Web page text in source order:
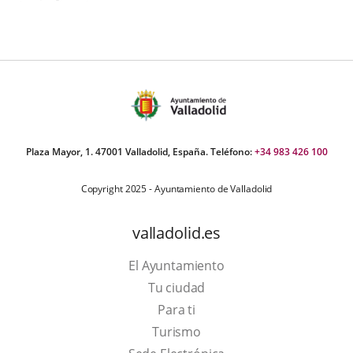
Plaza Mayor, 1. 47001 Valladolid, España. Teléfono:+34 983 426 100
Copyright 2025 - Ayuntamiento de Valladolid
valladolid.es
El Ayuntamiento
Tu ciudad
Para ti
TurismoEste